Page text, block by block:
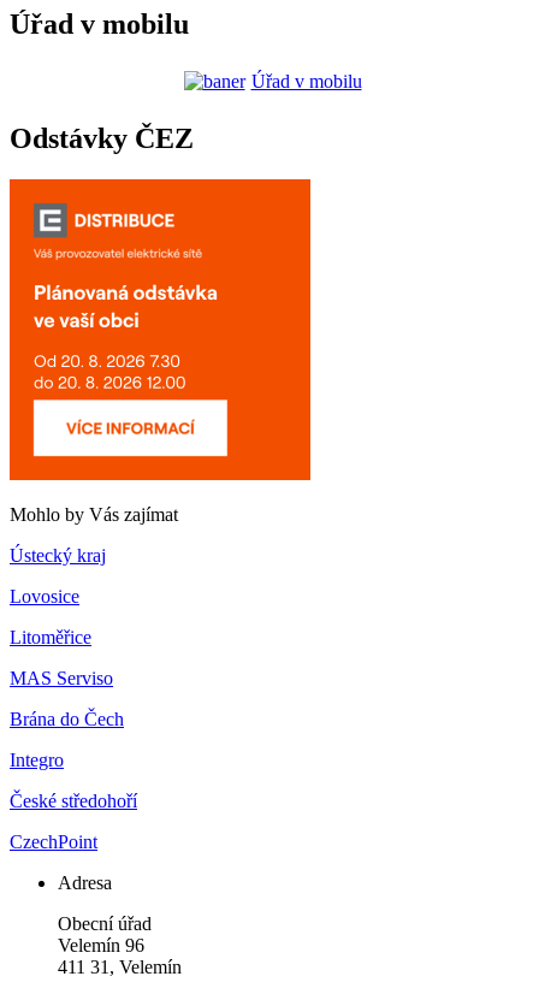
Úřad v mobilu
Úřad v mobilu
Odstávky ČEZ
Mohlo by Vás zajímat
Ústecký kraj
Lovosice
Litoměřice
MAS Serviso
Brána do Čech
Integro
České středohoří
CzechPoint
Adresa
Obecní úřad
Velemín 96
411 31, Velemín